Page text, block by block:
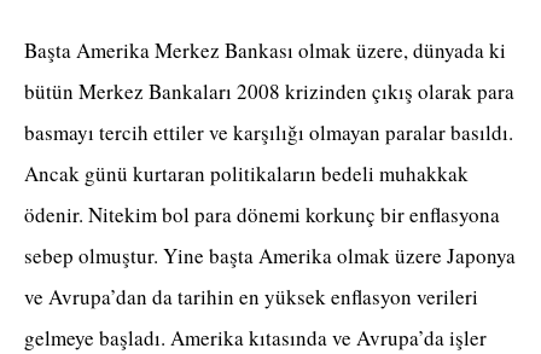
Başta Amerika Merkez Bankası olmak üzere, dünyada ki
bütün Merkez Bankaları 2008 krizinden çıkış olarak para
basmayı tercih ettiler ve karşılığı olmayan paralar basıldı.
Ancak günü kurtaran politikaların bedeli muhakkak
ödenir. Nitekim bol para dönemi korkunç bir enflasyona
sebep olmuştur. Yine başta Amerika olmak üzere Japonya
ve Avrupa’dan da tarihin en yüksek enflasyon verileri
gelmeye başladı. Amerika kıtasında ve Avrupa’da işler